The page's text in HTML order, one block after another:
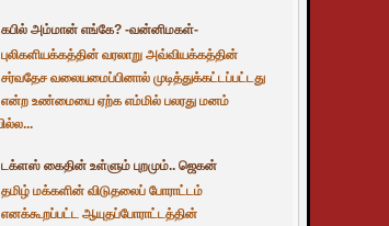
கபில் அம்மான் எங்கே? -வன்னிமகள்-
புலிகளியக்கத்தின் வரலாறு அவ்வியக்கத்தின்
சர்வதேச வலையமைப்பினால் முடித்துக்கட்டப்பட்டது
என்ற உண்மையை ஏற்க எம்மில் பலரது மனம்
டக்ளஸ் கைதின் உள்ளும் புறமும்.. ஜெகன்
தமிழ் மக்களின் விடுதலைப் போராட்டம்
எனக்கூறப்பட்ட ஆயுதப்போராட்டத்தின்